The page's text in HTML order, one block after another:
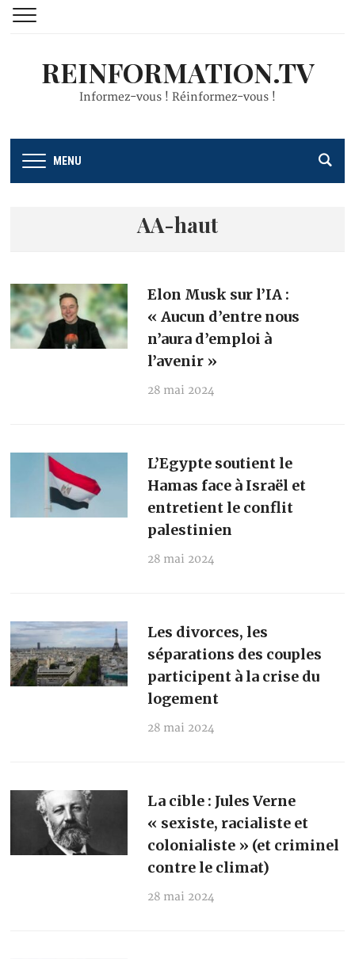
REINFORMATION.TV
Informez-vous ! Réinformez-vous !
MENU
AA-haut
Elon Musk sur l’IA :
« Aucun d’entre nous
n’aura d’emploi à
l’avenir »
28 mai 2024
L’Egypte soutient le
Hamas face à Israël et
entretient le conflit
palestinien
28 mai 2024
Les divorces, les
séparations des couples
participent à la crise du
logement
28 mai 2024
La cible : Jules Verne
« sexiste, racialiste et
colonialiste » (et criminel
contre le climat)
28 mai 2024